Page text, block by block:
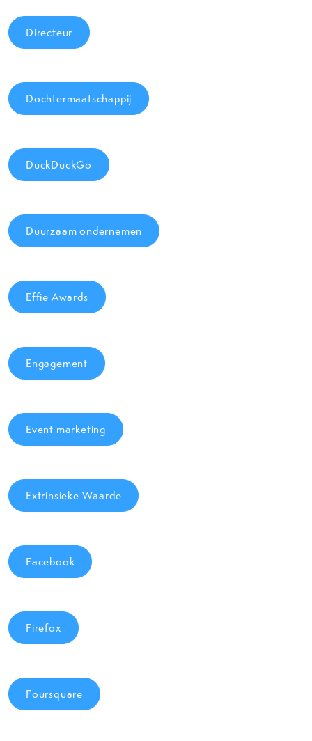
Directeur
Dochtermaatschappij
DuckDuckGo
Duurzaam ondernemen
Effie Awards
Engagement
Event marketing
Extrinsieke Waarde
Facebook
Firefox
Foursquare